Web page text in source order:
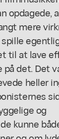
opdagede,
mere
til at lave
det. Det
heller
og
kunne